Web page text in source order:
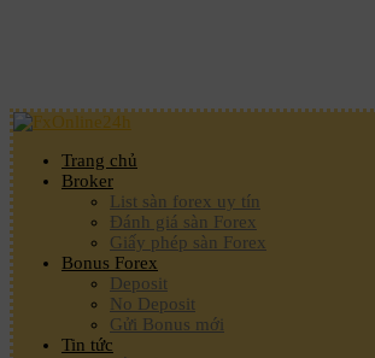
Trang chủ
Broker
List sàn forex uy tín
Đánh giá sàn Forex
Giấy phép sàn Forex
Bonus Forex
Deposit
No Deposit
Gửi Bonus mới
Tin tức